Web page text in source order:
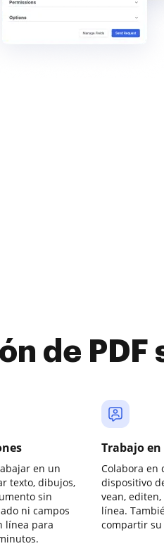
de
en un
texto, dibujos,
sin
ni campos
línea para
Trabajo
Colabora en
dispositivo
vean,
línea.
compartir su